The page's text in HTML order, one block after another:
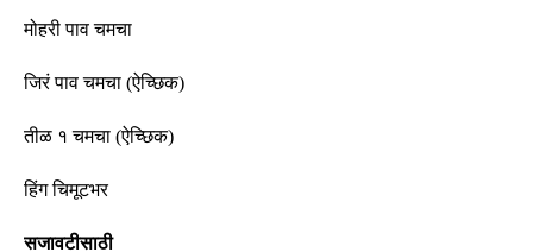
मोहरी पाव चमचा
जिरं पाव चमचा (ऐच्छिक)
तीळ १ चमचा (ऐच्छिक)
हिंग चिमूटभर
सजावटीसाठी